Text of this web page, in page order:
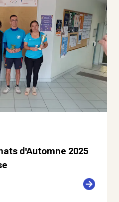
d'Automne 2025